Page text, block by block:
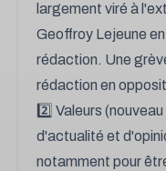
largement viré à
Geoffroy Lejeune
rédaction. Une
rédaction en
2️⃣ Valeurs
d'actualité et
notamment pour